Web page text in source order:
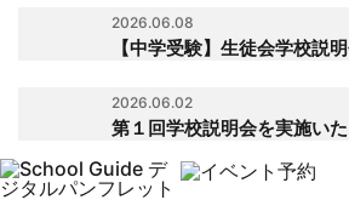
2026.06.08
【中学受験】生徒会学校説
2026.06.02
第１回学校説明会を実施い